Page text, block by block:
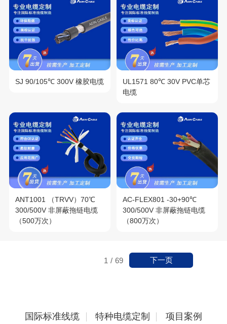
SJ 90/105℃ 300V 橡胶电缆
UL1571 80℃ 30V PVC单芯
电缆
ANT1001 （TRVV）70℃
300/500V 非屏蔽拖链电缆
（500万次）
AC-FLEX801 -30+90℃
300/500V 非屏蔽拖链电缆
（800万次）
1 / 69 下一页
国际标准线缆 特种电缆定制 项目案例